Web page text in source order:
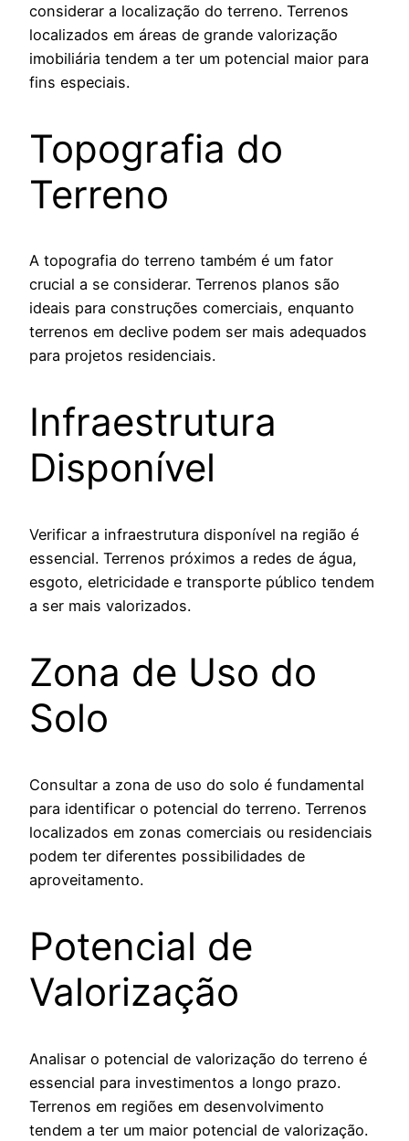
considerar a localização do terreno. Terrenos
localizados em áreas de grande valorização
imobiliária tendem a ter um potencial maior para
fins especiais.
Topografia do
Terreno
A topografia do terreno também é um fator
crucial a se considerar. Terrenos planos são
ideais para construções comerciais, enquanto
terrenos em declive podem ser mais adequados
para projetos residenciais.
Infraestrutura
Disponível
Verificar a infraestrutura disponível na região é
essencial. Terrenos próximos a redes de água,
esgoto, eletricidade e transporte público tendem
a ser mais valorizados.
Zona de Uso do
Solo
Consultar a zona de uso do solo é fundamental
para identificar o potencial do terreno. Terrenos
localizados em zonas comerciais ou residenciais
podem ter diferentes possibilidades de
aproveitamento.
Potencial de
Valorização
Analisar o potencial de valorização do terreno é
essencial para investimentos a longo prazo.
Terrenos em regiões em desenvolvimento
tendem a ter um maior potencial de valorização.